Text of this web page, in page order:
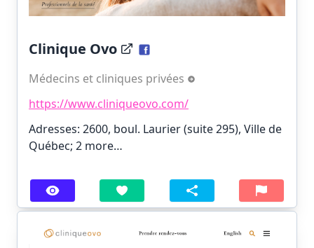
Clinique Ovo
Médecins et cliniques privées
https://www.cliniqueovo.com/
Adresses: 2600, boul. Laurier (suite 295), Ville de
Québec; 2 more…